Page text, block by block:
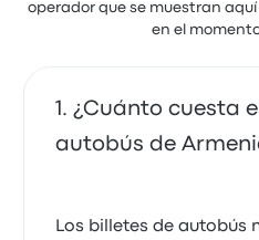
operador que se muestran
en el
¿Cuánto cuesta
autobús de
Los billetes de autobús